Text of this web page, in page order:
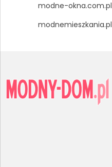
modne-okna.com.pl
modnemieszkania.pl